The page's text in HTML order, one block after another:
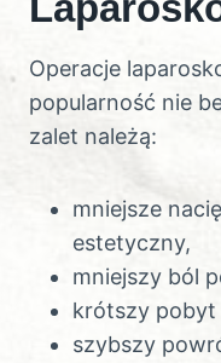
Operacje
popularność nie
zalet należą:
mniejsze
estetyczny,
mniejszy ból
krótszy pobyt
szybszy